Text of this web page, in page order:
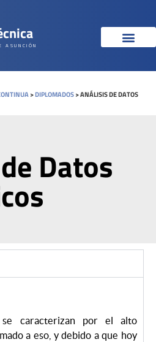
ASUNCIÓN
>DIPLOMADOS>ANÁLISIS DE DATOS
Datos
se caracterizan por el alto
a eso, y debido a que hoy